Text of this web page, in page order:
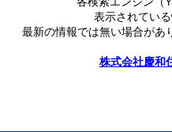
表示されている
最新の情報では無い場合があ
株式会社慶和